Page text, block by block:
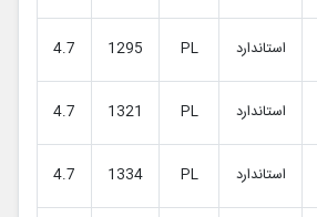
استاندارد PL
1295
4.7
استاندارد PL
1321
4.7
استاندارد PL
1334
4.7